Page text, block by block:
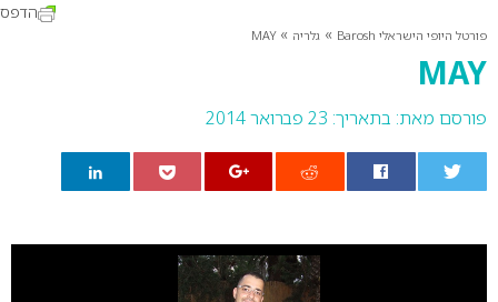
פורטל היופי הישראלי Barosh » גלריה »
MAY
MAY
פורסם מאת: בתאריך: 23 פברואר 2014
הדפס